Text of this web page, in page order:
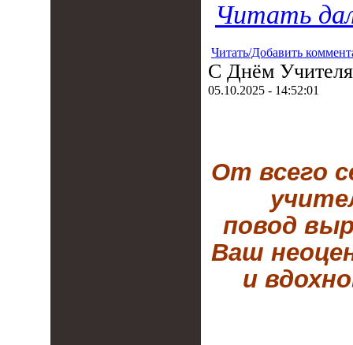
Читать
Читать/Добавить
С Днём
05.10.2025 - 14:52:01
От всего
повод
Ваш
и